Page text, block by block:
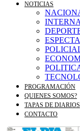
NOTICIAS
PROGRAMACIÓN
QUIENES SOMOS?
TAPAS DE DIARIOS
CONTACTO